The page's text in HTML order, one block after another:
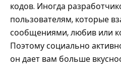
кодов. Иногда
пользователям, которые
сообщениями, любив или
Поэтому социально
он дает вам больше